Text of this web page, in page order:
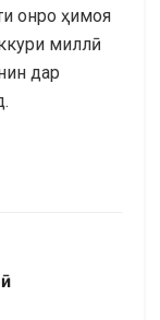
онро ҳимоя
миллӣ
дар